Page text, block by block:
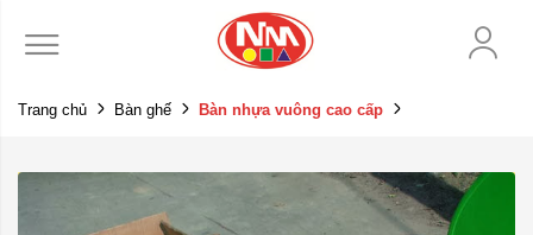
Trang chủ Bàn ghế Bàn nhựa vuông cao cấp